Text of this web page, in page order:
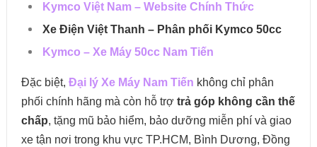
Kymco Việt Nam – Website Chính Thức
Xe Điện Việt Thanh – Phân phối Kymco 50cc
Kymco – Xe Máy 50cc Nam Tiến
Đặc biệt, Đại lý Xe Máy Nam Tiến không chỉ phân
phối chính hãng mà còn hỗ trợ trả góp không cần thế
chấp, tặng mũ bảo hiểm, bảo dưỡng miễn phí và giao
xe tận nơi trong khu vực TP.HCM, Bình Dương, Đồng